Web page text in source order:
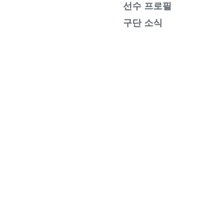
선수 프로필
구단 소식